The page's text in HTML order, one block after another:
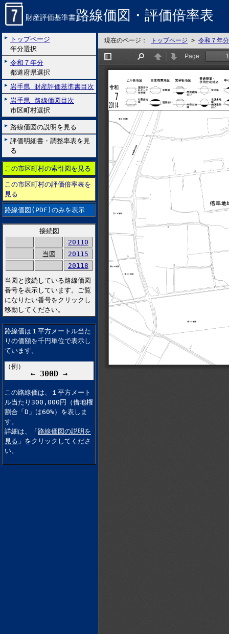
財産評価基準書路線価図・評価倍率表
トップページ
年分選択
令和７年分
都道府県選択
岩手県 財産評価基準書目次
岩手県 路線価図目次
市区町村選択
路線価図の説明を見る
評価明細書・調整率表を見
る
この市区町村の索引図を見る
この市区町村の評価倍率表を
見る
路線価図(PDF)のみを表示
接続図
20110
当図
20115
20118
当図と接続している路線価図
番号を表示しています。ご覧
になりたい番号をクリックし
移動してください。
路線価は１平方メートル当た
りの価額を千円単位で表示し
ています。
（例）
← 300D →
この路線価は、１平方メート
ル当たり300,000円（借地権
割合「D」は60%）を表しま
す。
詳細は、「 路線価図の説明を
見る 」をクリックしてくださ
い。
現在のページ： トップページ > 令和７年分